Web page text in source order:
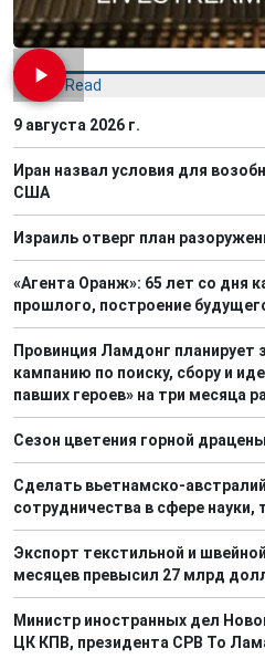
Most Read
9 августа 2026 г.
Иран назвал условия для
США
Израиль отверг план
«Агента Оранж»: 65 лет со дня
прошлого, построение
Провинция Ламдонг планирует
кампанию по поиску, сбору и
павших героев» на три месяца
Сезон цветения горной
Сделать вьетнамско-
сотрудничества в сфере науки,
Экспорт текстильной и
месяцев превысил 27 млрд
Министр иностранных дел
ЦК КПВ, президента СРВ То